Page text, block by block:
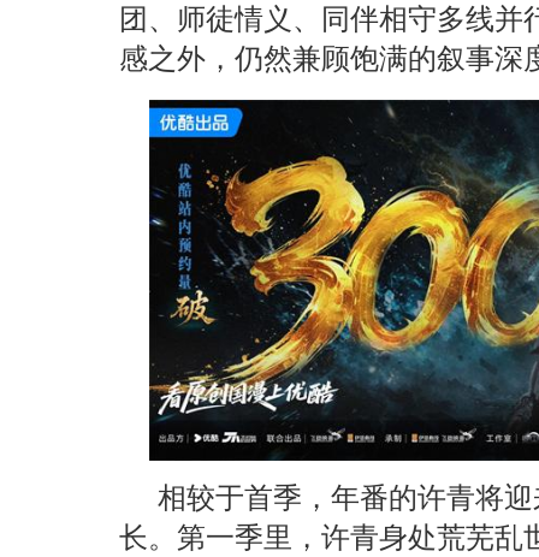
团、师徒情义、同伴相守多线
感之外，仍然兼顾饱满的叙事深
相较于首季，年番的许青将
长。第一季里，许青身处荒芜乱